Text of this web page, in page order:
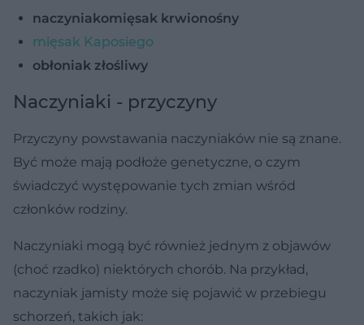
naczyniakomięsak krwionośny
mięsak Kaposiego
obłoniak złośliwy
Naczyniaki - przyczyny
Przyczyny powstawania naczyniaków nie są znane.
Być może mają podłoże genetyczne, o czym
świadczyć występowanie tych zmian wśród
członków rodziny.
Naczyniaki mogą być również jednym z objawów
(choć rzadko) niektórych chorób. Na przykład,
naczyniak jamisty może się pojawić w przebiegu
schorzeń, takich jak: